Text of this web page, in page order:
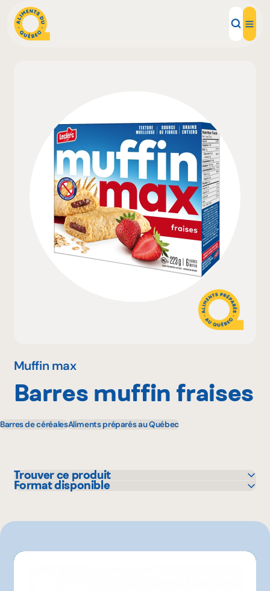
Recettes
Inspirations d'ici
Restaurants
Institutions
À propos
EN
Muffin max
Barres muffin fraises
Barres de céréalesAliments préparés au Québec
Trouver ce produit
Metro
Format disponible